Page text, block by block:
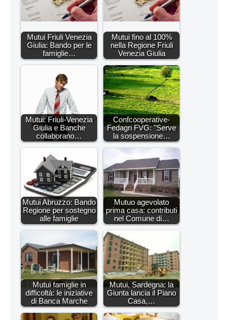
Mutui Friuli Venezia
Giulia: Bando per le
famiglie…
Mutui fino al 100%
nella Regione Friuli
Venezia Giulia
Mutui: Friuli-Venezia
Giulia e Banche
collaborano…
Confcooperative-
Fedagri FVG: "Serve
la sospensione…
Mutui Abruzzo: Bando
Regione per sostegno
alle famiglie
Mutuo agevolato
prima casa: contributi
nel Comune di…
Mutui famiglie in
difficoltà: le iniziative
di Banca Marche
Mutui, Sardegna: la
Giunta lancia il Piano
Casa,…